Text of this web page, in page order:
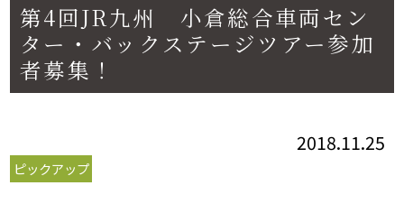
第4回JR九州 小倉総合車両セン
ター・バックステージツアー参加
者募集！
2018.11.25
ピックアップ